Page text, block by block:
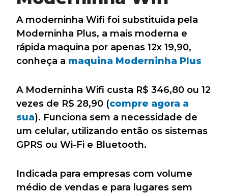
A moderninha Wifi foi substituida pela
Moderninha Plus, a mais moderna e
rápida maquina por apenas 12x 19,90,
conheça a maquina Moderninha Plus
A Moderninha Wifi custa R$ 346,80 ou 12
vezes de R$ 28,90 (compre agora a
sua). Funciona sem a necessidade de
um celular, utilizando então os sistemas
GPRS ou Wi-Fi e Bluetooth.
Indicada para empresas com volume
médio de vendas e para lugares sem